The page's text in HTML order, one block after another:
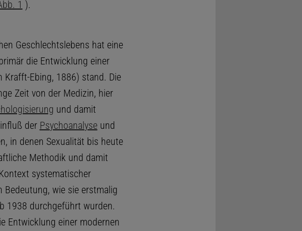
1 ).
Geschlechtslebens hat eine
die Entwicklung einer
Krafft-Ebing, 1886) stand. Die
Zeit von der Medizin, hier
und damit
der Psychoanalyseund
in denen Sexualität bis heute
Methodik und damit
systematischer
Bedeutung, wie sie erstmalig
1938 durchgeführt wurden.
Entwicklung einer modernen